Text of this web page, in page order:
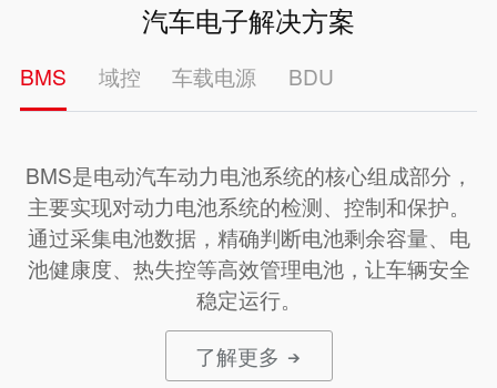
汽车电子解决方案
BMS是电动汽车动力电池系统的核心组成部分，
主要实现对动力电池系统的检测、控制和保护。
通过采集电池数据，精确判断电池剩余容量、电
池健康度、热失控等高效管理电池，让车辆安全
稳定运行。
了解更多
BMS 域控 车载电源 BDU